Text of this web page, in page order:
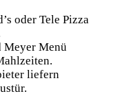
oder Tele Pizza
Meyer Menü
liefern